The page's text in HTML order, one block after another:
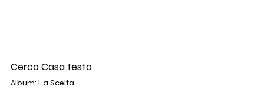
Cerco Casa testo
Album: La Scelta